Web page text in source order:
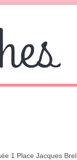
1 Place Jacques